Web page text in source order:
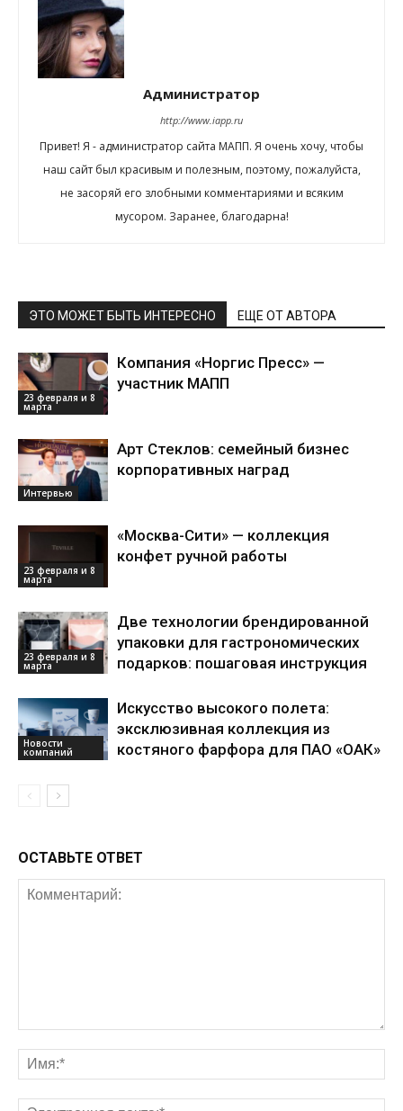
Администратор
http://www.iapp.ru
Привет! Я - администратор сайта МАПП. Я очень хочу, чтобы
наш сайт был красивым и полезным, поэтому, пожалуйста,
не засоряй его злобными комментариями и всяким
мусором. Заранее, благодарна!
ЭТО МОЖЕТ БЫТЬ ИНТЕРЕСНО ЕЩЕ ОТ АВТОРА
23 февраля и 8
марта
Компания «Норгис Пресс» —
участник МАПП
Интервью
Арт Стеклов: семейный бизнес
корпоративных наград
23 февраля и 8
марта
«Москва-Сити» — коллекция
конфет ручной работы
23 февраля и 8
марта
Две технологии брендированной
упаковки для гастрономических
подарков: пошаговая инструкция
Новости
компаний
Искусство высокого полета:
эксклюзивная коллекция из
костяного фарфора для ПАО «ОАК»
ОСТАВЬТЕ ОТВЕТ